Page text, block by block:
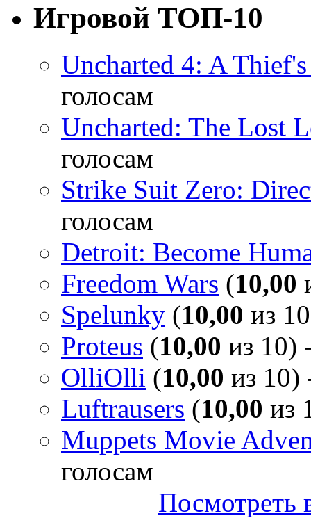
Игровой ТОП-10
Uncharted 4: A
голосам
Uncharted: The Lost
голосам
Strike Suit Zero:
голосам
Detroit: Become
Freedom Wars (10,00
Spelunky (10,00 из
Proteus (10,00 из 10)
OlliOlli (10,00 из 10)
Luftrausers (10,00 из
Muppets Movie
голосам
Посмотреть